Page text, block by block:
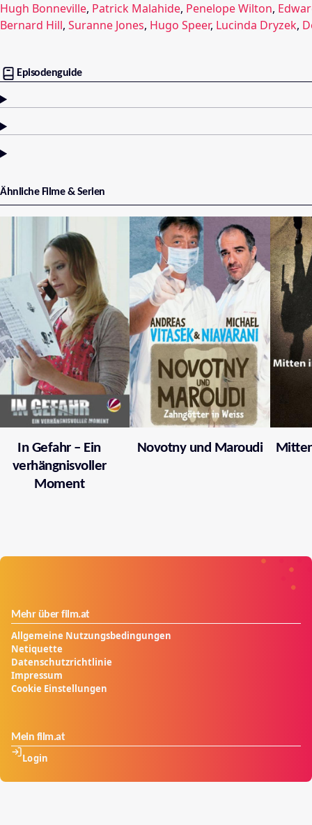
Hugh Bonneville, Patrick Malahide, Penelope Wilton,
Bernard Hill, Suranne Jones, Hugo Speer, Lucinda Dryzek,
Episodenguide
Ähnliche Filme & Serien
In Gefahr – Ein
verhängnisvoller
Moment
Novotny und Maroudi
Mehr über film.at
Allgemeine Nutzungsbedingungen
Netiquette
Datenschutzrichtlinie
Impressum
Cookie Einstellungen
Mein film.at
Login